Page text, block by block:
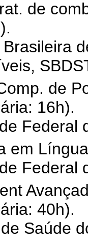
de
de
16h).
Federal
em
Federal
40h).
Saúde